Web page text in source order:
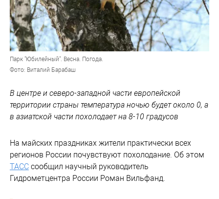
Парк "Юбилейный". Весна. Погода.
Фото: Виталий Барабаш
В центре и северо-западной части европейской
территории страны температура ночью будет около 0, а
в азиатской части похолодает на 8-10 градусов
На майских праздниках жители практически всех
регионов России почувствуют похолодание. Об этом
ТАСС сообщил научный руководитель
Гидрометцентра России Роман Вильфанд.